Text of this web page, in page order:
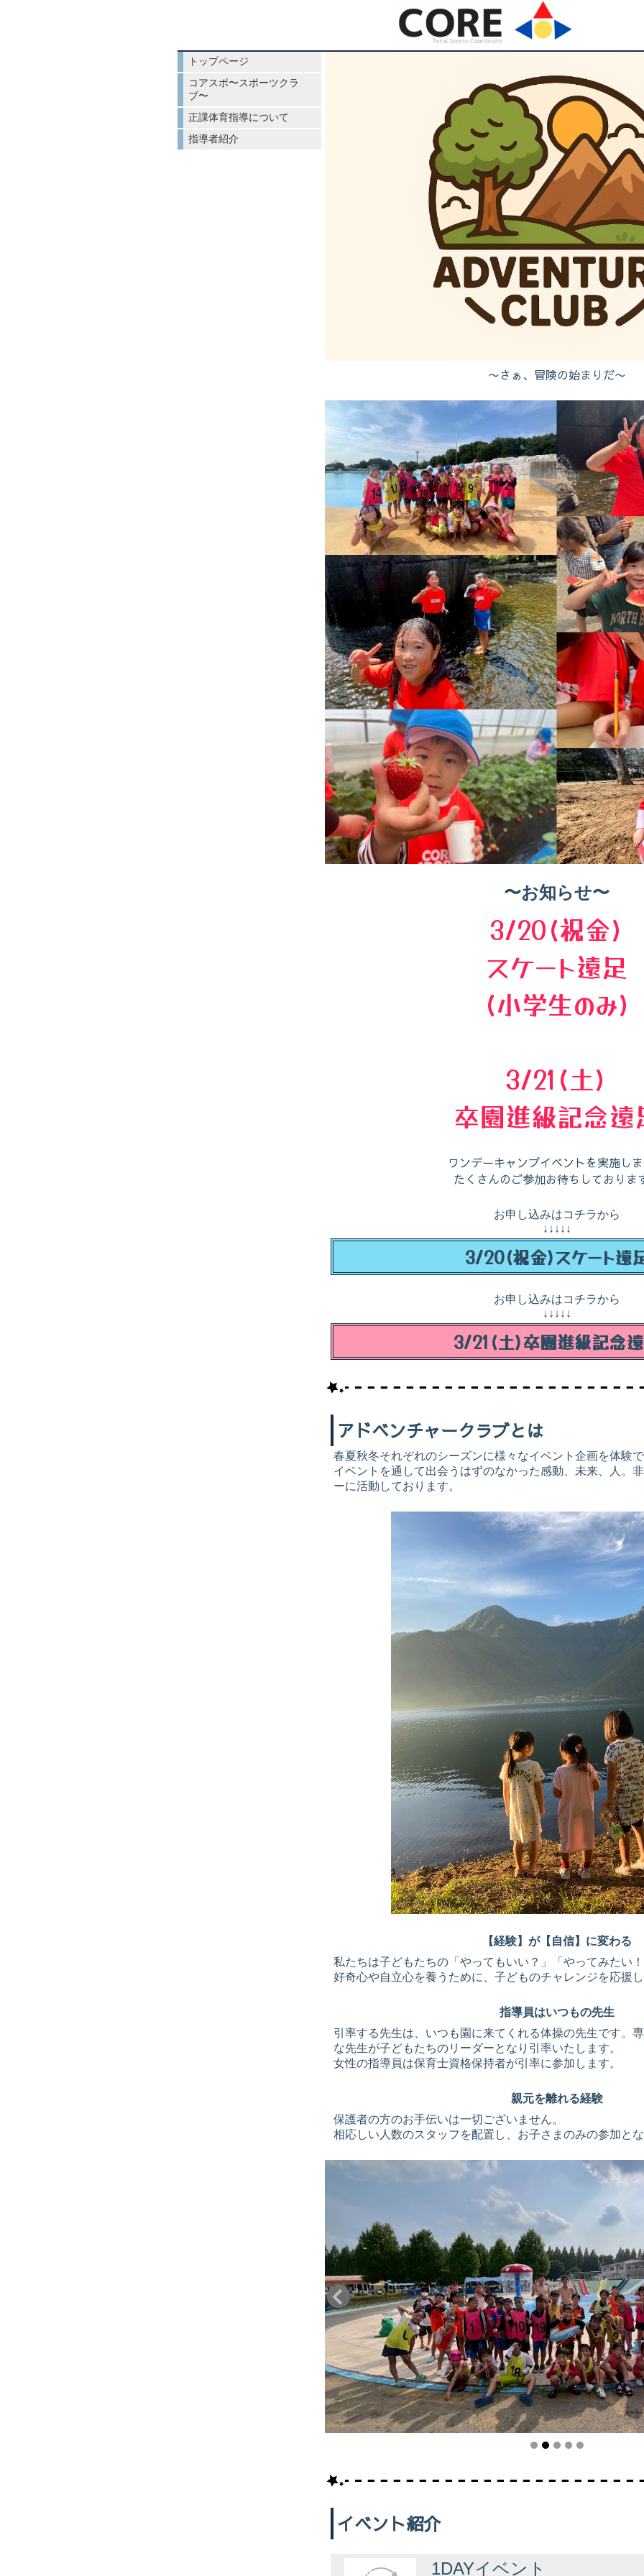
〜さぁ、冒険の始まりだ〜
〜お知らせ〜
3/20(祝金)
スケート遠足
(小学生のみ)
3/21(土)
卒園進級記念遠
ワンデーキャンプイベントを実施しま
たくさんのご参加お待ちしておりま
お申し込みはコチラから
↓↓↓↓↓
3/20(祝金)スケート遠
お申し込みはコチラから
↓↓↓↓↓
3/21(土)卒園進級記念
アドベンチャークラブとは
春夏秋冬それぞれのシーズンに様々なイベント企画を体験で
イベントを通して出会うはずのなかった感動、未来、人。
ーに活動しております。
【経験】が【自信】に変わる
私たちは子どもたちの「やってもいい？」「やってみたい
好奇心や自立心を養うために、子どものチャレンジを応援し
指導員はいつもの先生
引率する先生は、いつも園に来てくれる体操の先生です。
な先生が子どもたちのリーダーとなり引率いたします。
女性の指導員は保育士資格保持者が引率に参加します。
親元を離れる経験
保護者の方のお手伝いは一切ございません。
相応しい人数のスタッフを配置し、お子さまのみの参加とな
イベント紹介
1DAYイベント
トップページ
コアスポ〜スポーツクラ
ブ〜
正課体育指導について
指導者紹介